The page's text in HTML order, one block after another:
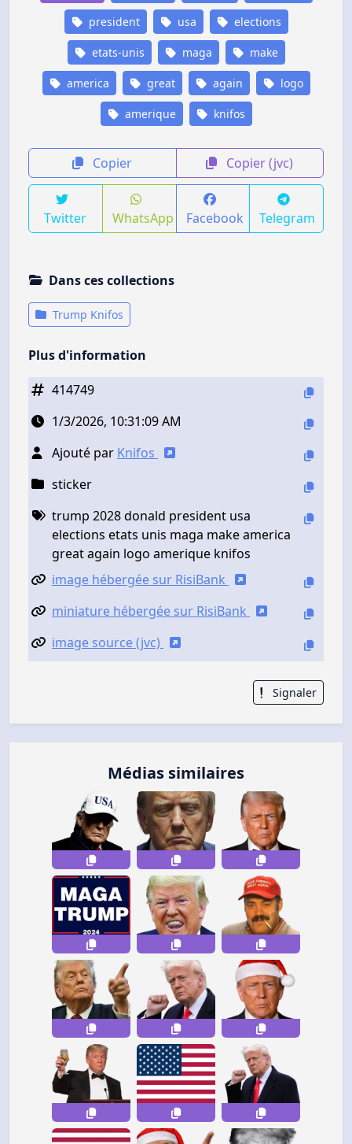
president usa elections
etats-unis maga make
america great again logo
amerique knifos
Copier Copier (jvc)
Twitter WhatsApp Facebook Telegram
Dans ces collections
Trump Knifos
Plus d'information
414749
1/3/2026, 10:31:09 AM
Ajouté par Knifos
sticker
trump 2028 donald president usa
elections etats unis maga make america
great again logo amerique knifos
image hébergée sur RisiBank
miniature hébergée sur RisiBank
image source (jvc)
Signaler
Médias similaires